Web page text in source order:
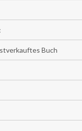
Buch